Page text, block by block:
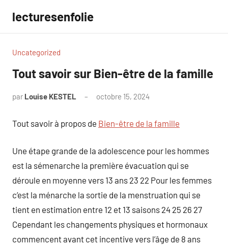
contenu
lecturesenfolie
Uncategorized
Tout savoir sur Bien-être de la famille
par Louise KESTEL octobre 15, 2024
Tout savoir à propos de Bien-être de la famille
Une étape grande de la adolescence pour les hommes
est la sémenarche la première évacuation qui se
déroule en moyenne vers 13 ans 23 22 Pour les femmes
c’est la ménarche la sortie de la menstruation qui se
tient en estimation entre 12 et 13 saisons 24 25 26 27
Cependant les changements physiques et hormonaux
commencent avant cet incentive vers l’âge de 8 ans